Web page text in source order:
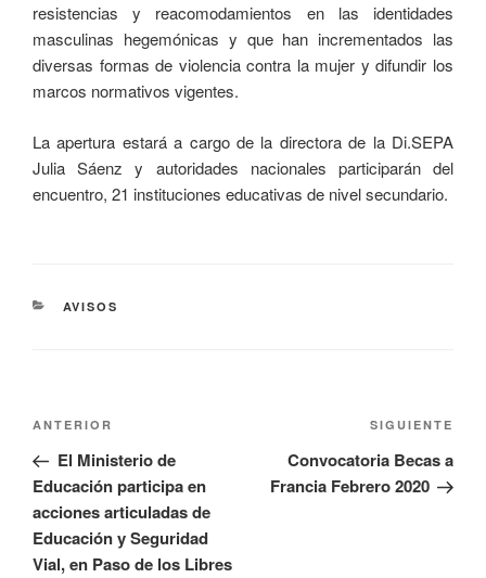
resistencias y reacomodamientos en las identidades
masculinas hegemónicas y que han incrementados las
diversas formas de violencia contra la mujer y difundir los
marcos normativos vigentes.
La apertura estará a cargo de la directora de la Di.SEPA
Julia Sáenz y autoridades nacionales participarán del
encuentro, 21 instituciones educativas de nivel secundario.
AVISOS
ANTERIOR
El Ministerio de
Educación participa en
acciones articuladas de
Educación y Seguridad
Vial, en Paso de los Libres
SIGUIENTE
Convocatoria Becas a
Francia Febrero 2020